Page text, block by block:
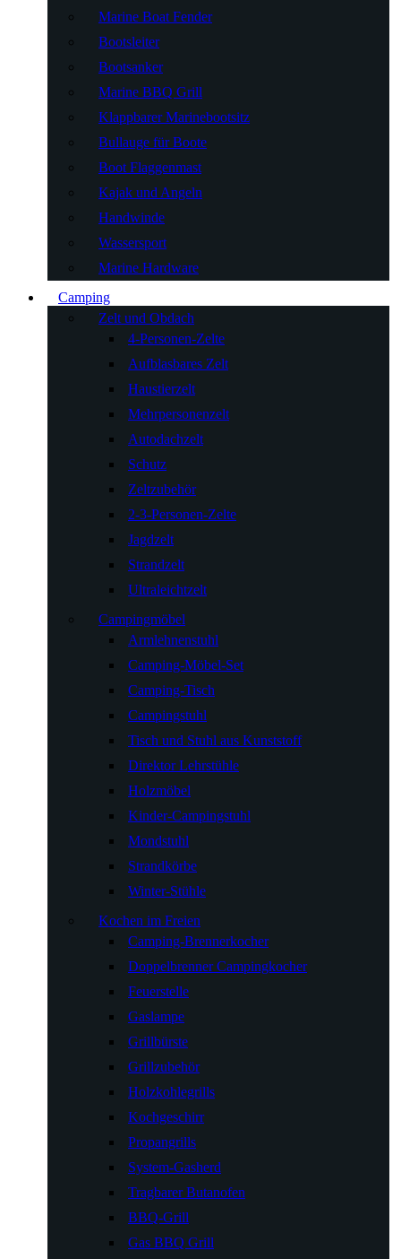
Marine Boat Fender
Bootsleiter
Bootsanker
Marine BBQ Grill
Klappbarer Marinebootsitz
Bullauge für Boote
Boot Flaggenmast
Kajak und Angeln
Handwinde
Wassersport
Marine Hardware
Camping
Zelt und Obdach
4-Personen-Zelte
Aufblasbares Zelt
Haustierzelt
Mehrpersonenzelt
Autodachzelt
Schutz
Zeltzubehör
2-3-Personen-Zelte
Jagdzelt
Strandzelt
Ultraleichtzelt
Campingmöbel
Armlehnenstuhl
Camping-Möbel-Set
Camping-Tisch
Campingstuhl
Tisch und Stuhl aus Kunststoff
Direktor Lehrstühle
Holzmöbel
Kinder-Campingstuhl
Mondstuhl
Strandkörbe
Winter-Stühle
Kochen im Freien
Camping-Brennerkocher
Doppelbrenner Campingkocher
Feuerstelle
Gaslampe
Grillbürste
Grillzubehör
Holzkohlegrills
Kochgeschirr
Propangrills
System-Gasherd
Tragbarer Butanofen
BBQ-Grill
Gas BBQ Grill